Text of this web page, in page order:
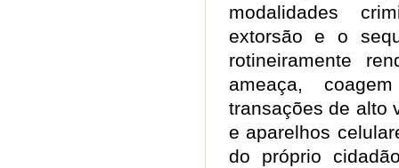
modalidades
extorsão e o
rotineiramente
ameaça,
transações de alto
e aparelhos
do próprio